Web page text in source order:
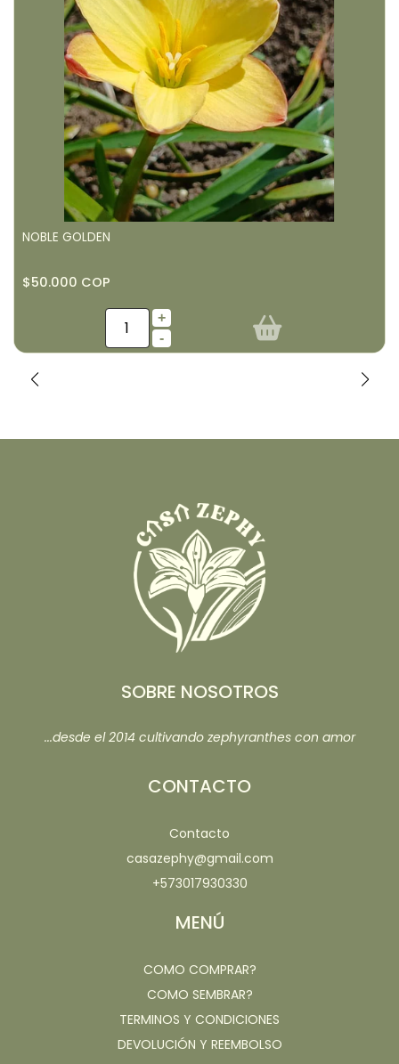
NOBLE GOLDEN
$50.000 COP
+
-
SOBRE NOSOTROS
...desde el 2014 cultivando zephyranthes con amor
CONTACTO
Contacto
casazephy@gmail.com
+573017930330
MENÚ
COMO COMPRAR?
COMO SEMBRAR?
TERMINOS Y CONDICIONES
DEVOLUCIÓN Y REEMBOLSO